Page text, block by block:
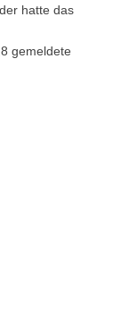
hatte das
gemeldete